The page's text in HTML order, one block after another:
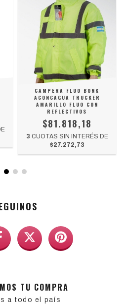
CAMPERA FLUO BONK
ACONCAGUA TRUCKER
AMARILLO FLUO CON
REFLECTIVOS
$81.818,18
3 CUOTAS SIN INTERÉS DE
$27.272,73
TU COMPRA
a todo el país